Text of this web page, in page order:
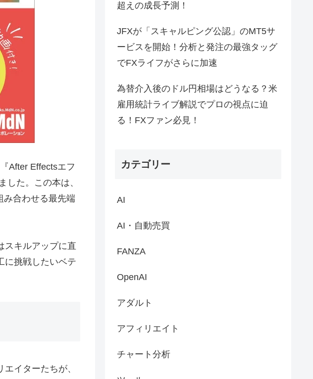
After Effectsエフ
した。この本は、
み合わせる最先端
スキルアップに直
に挑戦したいベテ
イターたちが、
超えの成長予測！
JFXが「スキャルピング公認」のMT5サ
ービスを開始！分析と発注の最強タッグ
でFXライフがさらに加速
為替介入後のドル円相場はどうなる？米
雇用統計ライブ解説でプロの視点に迫
る！FXファン必見！
カテゴリー
AI
AI・自動売買
FANZA
OpenAI
アダルト
アフィリエイト
チャート分析